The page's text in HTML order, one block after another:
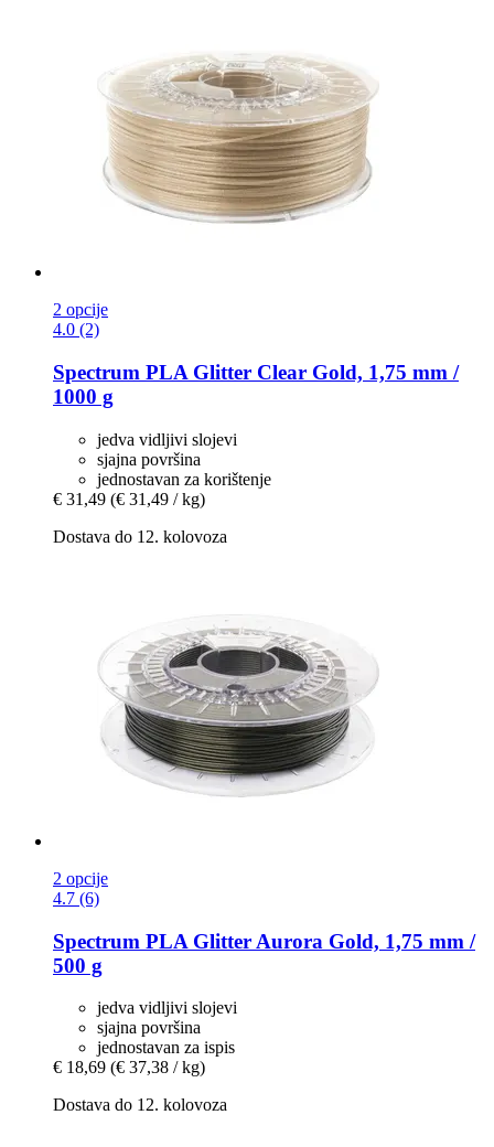
2 opcije
4.0 (2)
Spectrum PLA Glitter Clear Gold, 1,75 mm /
1000 g
jedva vidljivi slojevi
sjajna površina
jednostavan za korištenje
€ 31,49 (€ 31,49 / kg)
Dostava do 12. kolovoza
2 opcije
4.7 (6)
Spectrum PLA Glitter Aurora Gold, 1,75 mm /
500 g
jedva vidljivi slojevi
sjajna površina
jednostavan za ispis
€ 18,69 (€ 37,38 / kg)
Dostava do 12. kolovoza